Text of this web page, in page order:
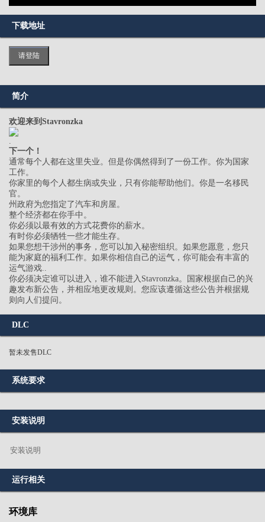
下载地址
请登陆
简介
欢迎来到Stavronzka
.
下一个！
通常每个人都在这里失业。但是你偶然得到了一份工作。你为国家
工作。
你家里的每个人都生病或失业，只有你能帮助他们。你是一名移民
官。
州政府为您指定了汽车和房屋。
整个经济都在你手中。
你必须以最有效的方式花费你的薪水。
有时你必须牺牲一些才能生存。
如果您想干涉州的事务，您可以加入秘密组织。如果您愿意，您只
能为家庭的福利工作。如果你相信自己的运气，你可能会有丰富的
运气游戏..
你必须决定谁可以进入，谁不能进入Stavronzka。国家根据自己的兴
趣发布新公告，并相应地更改规则。您应该遵循这些公告并根据规
则向人们提问。
DLC
暂未发售DLC
系统要求
安装说明
安装说明
运行相关
环境库